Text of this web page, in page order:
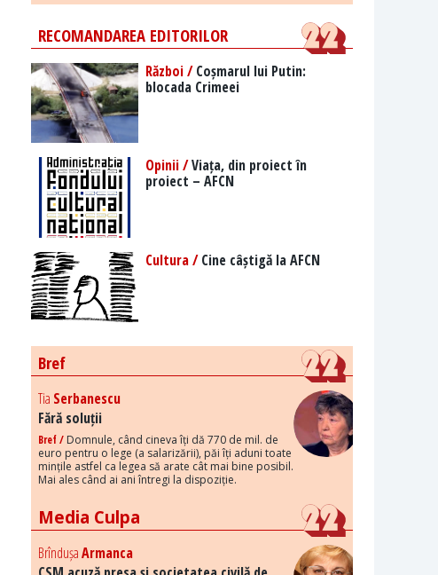
RECOMANDAREA EDITORILOR
Război /Coșmarul lui Putin:
blocada Crimeei
Opinii /Viața, din proiect în
proiect – AFCN
Cultura /Cine câștigă la AFCN
Bref
Tia Serbanescu
Fără soluții
Bref / Domnule, când cineva îți dă 770 de mil. de
euro pentru o lege (a salarizării), păi îți aduni toate
mințile astfel ca legea să arate cât mai bine posibil.
Mai ales când ai ani întregi la dispoziție.
Media Culpa
BrîndușaArmanca